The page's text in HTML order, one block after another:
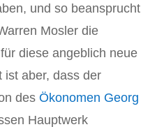
und so beansprucht
Mosler die
diese angeblich neue
ist aber, dass der
des Ökonomen Georg
Hauptwerk